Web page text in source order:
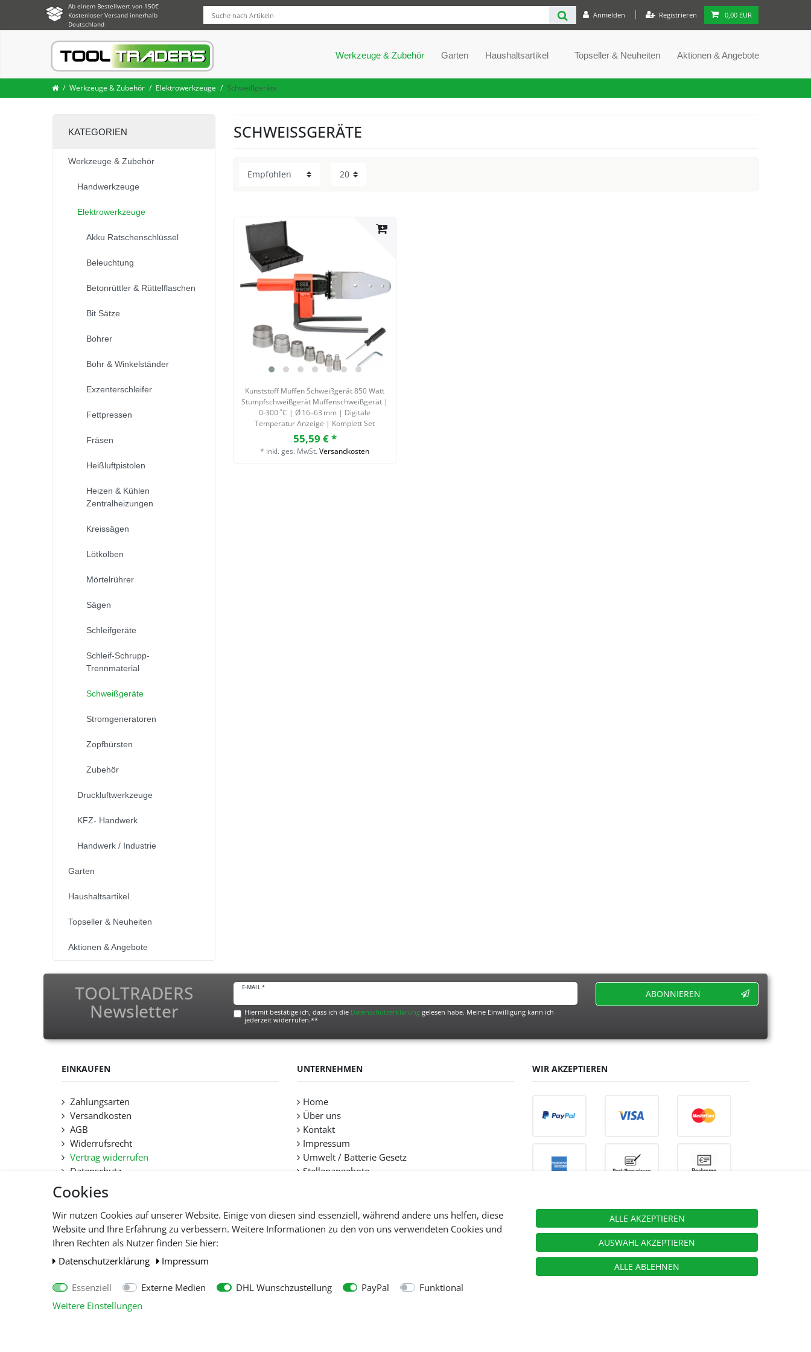
Cookies
Wir nutzen Cookies auf unserer Website. Einige von diesen sind essenziell, während andere uns helfen, diese
Website und Ihre Erfahrung zu verbessern. Weitere Informationen zu den von uns verwendeten Cookies und
Ihren Rechten als Nutzer finden Sie hier:
Daten­schutz­erklärung
Impressum
Essenziell Externe Medien DHL Wunschzustellung PayPal
Funktional
Weitere Einstellungen
ALLE AKZEPTIEREN
AUSWAHL AKZEPTIEREN
ALLE ABLEHNEN
Anmelden Registrieren 0,00 EUR
Ab einem Bestellwert von 150€
Kostenloser Versand innerhalb
Deutschland
Werkzeuge & Zubehör Garten Haushaltsartikel Topseller & Neuheiten Aktionen & Angebote
Werkzeuge & Zubehör Elektrowerkzeuge Schweißgeräte
KATEGORIEN
Werkzeuge & Zubehör
Handwerkzeuge
Elektrowerkzeuge
Akku Ratschenschlüssel
Beleuchtung
Betonrüttler & Rüttelflaschen
Bit Sätze
Bohrer
Bohr & Winkelständer
Exzenterschleifer
Fettpressen
Fräsen
Heißluftpistolen
Heizen & Kühlen
Zentralheizungen
Kreissägen
Lötkolben
Mörtelrührer
Sägen
Schleifgeräte
Schleif-Schrupp-
Trennmaterial
Schweißgeräte
Stromgeneratoren
Zopfbürsten
Zubehör
Druckluftwerkzeuge
KFZ- Handwerk
Handwerk / Industrie
Garten
Haushaltsartikel
Topseller & Neuheiten
Aktionen & Angebote
SCHWEISSGERÄTE
Kunststoff Muffen Schweißgerät 850 Watt
Stumpfschweißgerät Muffenschweißgerät |
0-300 ˚C | Ø 16–63 mm | Digitale
Temperatur Anzeige | Komplett Set
55,59 € *
* inkl. ges. MwSt. Versandkosten
TOOLTRADERS
Newsletter
E-MAIL *
Hiermit bestätige ich, dass ich die Daten­schutz­erklärunggelesen habe. Meine Einwilligung kann ich
jederzeit widerrufen.**
ABONNIEREN
EINKAUFEN
Zahlungsarten
Versandkosten
AGB
Widerrufsrecht
Vertrag widerrufen
Datenschutz
Hilfe
Lieferfristen und Lieferbeschränkung
UNTERNEHMEN
Home
Über uns
Kontakt
Impressum
Umwelt / Batterie Gesetz
Stellenangebote
WIR AKZEPTIEREN
Alle Preise inkl. gesetzl. Mehwersteuer zzgl. Versandkosten , wenn nicht anders beschrieben.